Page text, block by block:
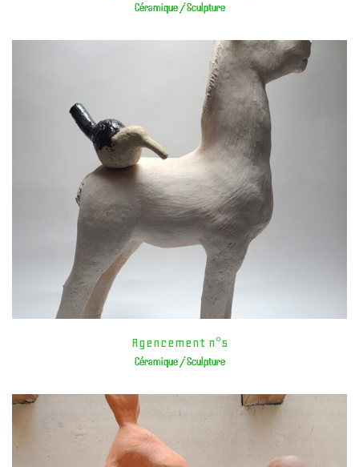
Céramique / Sculpture
Agencement n°5
Céramique / Sculpture